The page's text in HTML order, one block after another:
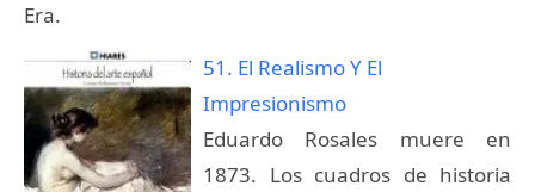
Era.
51. El Realismo Y El
Impresionismo
Eduardo Rosales muere en
1873. Los cuadros de historia